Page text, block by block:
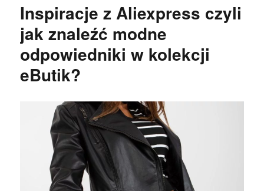
Inspiracje z Aliexpress czyli
jak znaleźć modne
odpowiedniki w kolekcji
eButik?